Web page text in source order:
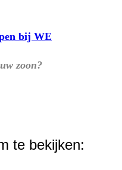
bij WE
zoon?
te bekijken: